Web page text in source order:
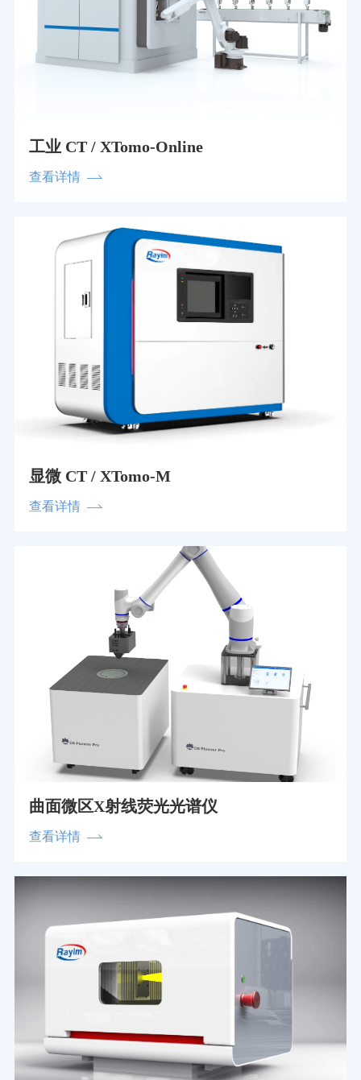
工业 CT / XTomo-Online
查看详情
显微 CT / XTomo-M
查看详情
曲面微区X射线荧光光谱仪
查看详情